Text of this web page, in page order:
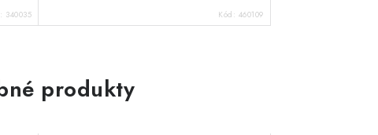
340035 Kód: 460109
produkty